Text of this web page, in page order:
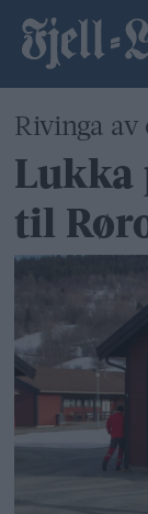
Rivinga av
Lukka
til